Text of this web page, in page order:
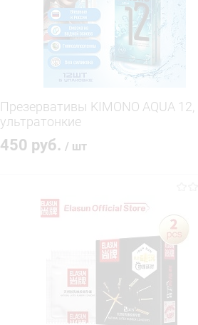
В избранное В наличии
Презервативы KIMONO AQUA 12,
ультратонкие
450 руб. / шт
В корзину
Сравнение
В наличии